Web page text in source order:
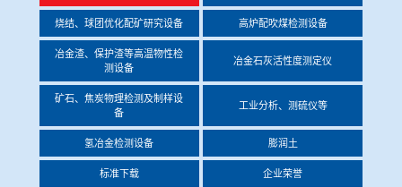
矿石、焦炭物理检测及制样设备
工业分析、测硫仪等
烧结、球团优化配矿研究设备 高炉配吹煤检测设备
冶金渣、保护渣等高温物性检
测设备
冶金石灰活性度测定仪
矿石、焦炭物理检测及制样设
备
工业分析、测硫仪等
氢冶金检测设备 膨润土
标准下载 企业荣誉